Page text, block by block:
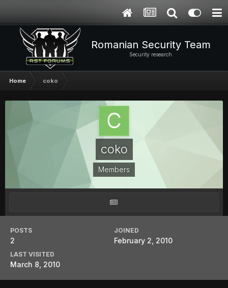
Romanian Security Team
Security research
Home coko
coko
Members
POSTS
2
JOINED
February 2, 2010
LAST VISITED
March 8, 2010